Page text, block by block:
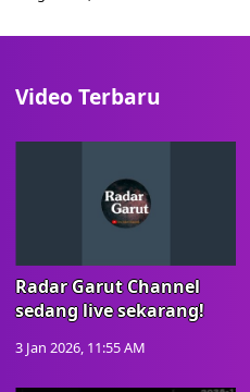
Video Terbaru
Radar Garut Channel
sedang live sekarang!
3 Jan 2026, 11:55 AM